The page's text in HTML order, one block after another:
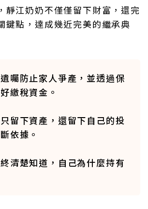
靜江奶奶不僅僅留下財富，還完
鍵點，達成幾近完美的繼承典
囑防止家人爭產，並透過保
繳稅資金。
留下資產，還留下自己的投
依據。
清楚知道，自己為什麼持有